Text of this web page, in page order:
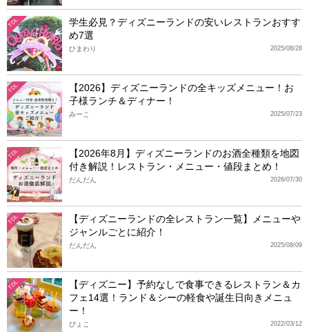
TDL
学生必見？ディズニーランドの安いレストランおすす
め7選
2025/08/28
ひまわり
TDL
【2026】ディズニーランドの全キッズメニュー！お
子様ランチ＆ディナー！
2025/07/23
みーこ
TDL
【2026年8月】ディズニーランドのお酒全種類を地図
付き解説！レストラン・メニュー・値段まとめ！
2026/07/30
だんだん
TDL
【ディズニーランドの全レストラン一覧】メニューや
ジャンルごとに紹介！
2025/08/09
だんだん
TDL
【ディズニー】予約なしで食事できるレストラン＆カ
フェ14選！ランド＆シーの軽食や誕生日向きメニュ
ー！
2022/03/12
ぴょこ